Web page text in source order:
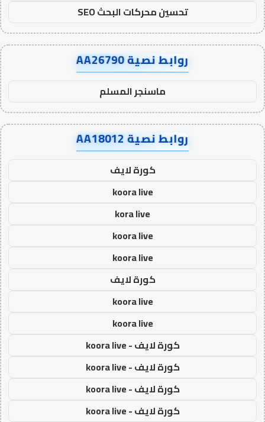
تحسين محركات البحث SEO
روابط نصية AA26790
ماسنجر المسلم
روابط نصية AA18012
كورة لايف
koora live
kora live
koora live
koora live
كورة لايف
koora live
koora live
كورة لايف - koora live
كورة لايف - koora live
كورة لايف - koora live
كورة لايف - koora live